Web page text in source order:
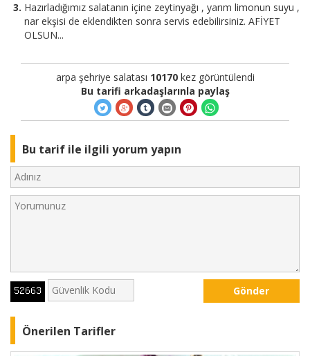
Hazırladığımız salatanın içine zeytinyağı , yarım limonun suyu ,
nar ekşisi de eklendikten sonra servis edebilirsiniz. AFİYET
OLSUN...
arpa şehriye salatası 10170kez görüntülendi
Bu tarifi arkadaşlarınla paylaş
Bu tarif ile ilgili yorum yapın
Gönder
Önerilen Tarifler